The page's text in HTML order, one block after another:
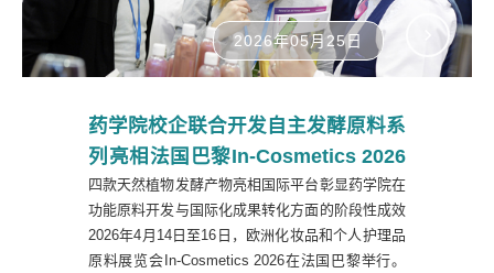
2026年05月25日
药学院校企联合开发自主发酵原料系
列亮相法国巴黎In-Cosmetics 2026
四款天然植物发酵产物亮相国际平台彰显药学院在
功能原料开发与国际化成果转化方面的阶段性成效
2026年4月14日至16日，欧洲化妆品和个人护理品
原料展览会In-Cosmetics 2026在法国巴黎举行。